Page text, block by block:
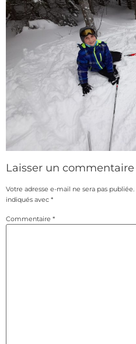
Laisser un commentaire
Votre adresse e-mail ne sera pas publiée.
indiqués avec *
Commentaire *